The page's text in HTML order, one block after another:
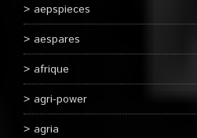
aepspieces
aespares
afrique
agri-power
agria